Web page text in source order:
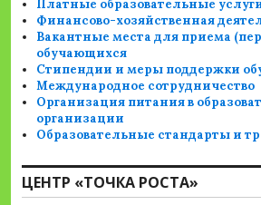
Платные образовательные
Финансово-хозяйственная
Вакантные места для приема
обучающихся
Стипендии и меры поддержки
Международное сотрудничество
Организация питания в
организации
Образовательные стандарты и
ЦЕНТР «ТОЧКА РОСТА»